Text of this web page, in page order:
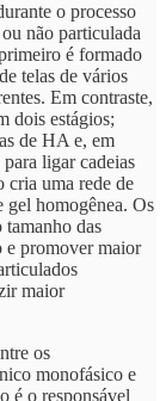
o processo
não particulada
é formado
telas de vários
Em contraste,
dois estágios;
de HA e, em
ligar cadeias
cria uma rede de
gel homogênea. Os
das
e promover maior
maior
os
monofásico e
é o responsável